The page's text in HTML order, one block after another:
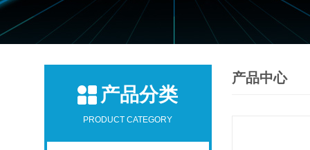
产品分类
PRODUCT CATEGORY
产品中心